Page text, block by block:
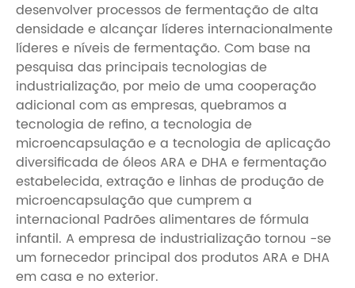
desenvolver processos de fermentação de alta
densidade e alcançar líderes internacionalmente
líderes e níveis de fermentação. Com base na
pesquisa das principais tecnologias de
industrialização, por meio de uma cooperação
adicional com as empresas, quebramos a
tecnologia de refino, a tecnologia de
microencapsulação e a tecnologia de aplicação
diversificada de óleos ARA e DHA e fermentação
estabelecida, extração e linhas de produção de
microencapsulação que cumprem a
internacional Padrões alimentares de fórmula
infantil. A empresa de industrialização tornou -se
um fornecedor principal dos produtos ARA e DHA
em casa e no exterior.